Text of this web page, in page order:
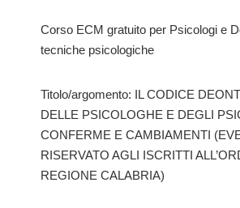
Corso ECM gratuito per Psicologi e
tecniche psicologiche
Titolo/argomento: IL CODICE
DELLE PSICOLOGHE E DEGLI
CONFERME E CAMBIAMENTI
RISERVATO AGLI ISCRITTI
REGIONE CALABRIA)